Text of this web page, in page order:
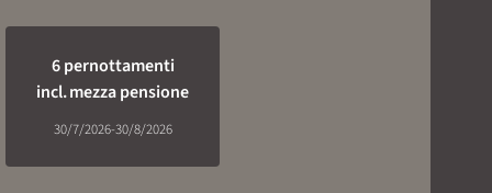
6 pernottamenti
incl.mezza pensione
30/7/2026-30/8/2026